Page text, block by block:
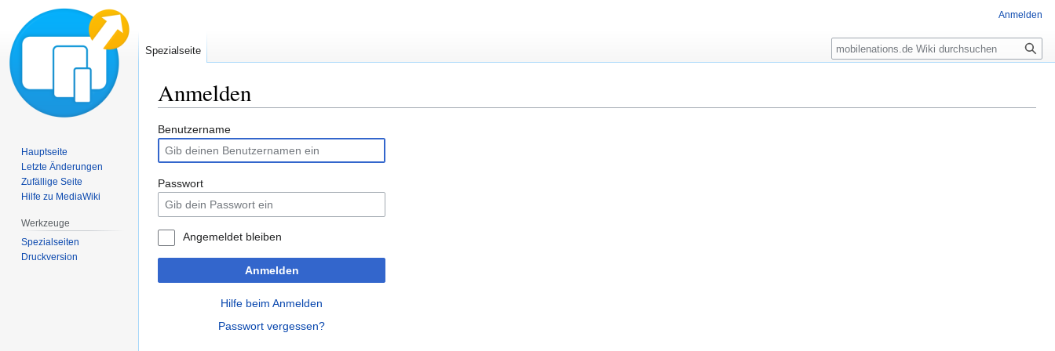
Anmelden
Zur
Navigation
springen
Zur
Suche
springen
Benutzername
Passwort
Angemeldet bleiben
Anmelden
Hilfe beim Anmelden
Passwort vergessen?
Anmelden
Spezialseite Suche
Hauptseite
Letzte Änderungen
Zufällige Seite
Hilfe zu MediaWiki
Werkzeuge
Spezialseiten
Druckversion